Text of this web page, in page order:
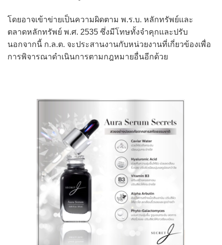
โดยอาจเข้าข่ายเป็นความผิดตาม พ.ร.บ. หลักทรัพย์และ
ตลาดหลักทรัพย์ พ.ศ. 2535 ซึ่งมีโทษทั้งจำคุกและปรับ
นอกจากนี้ ก.ล.ต. จะประสานงานกับหน่วยงานที่เกี่ยวข้องเพื่อ
การพิจารณาดำเนินการตามกฎหมายอื่นอีกด้วย